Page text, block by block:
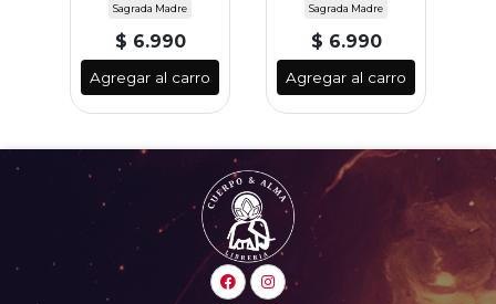
Sagrada Madre
$ 6.990
Agregar al carro
Sagrada Madre
$ 6.990
Agregar al carro